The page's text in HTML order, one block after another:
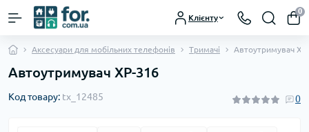
Клієнту
0
Аксесуари для мобільних телефонів Тримачі Автоутримувач
Автоутримувач XP-316
Код товару: tx_12485 0